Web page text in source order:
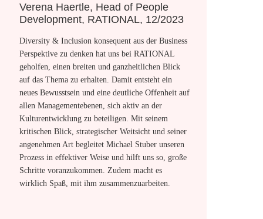
Verena Haertle, Head of People
Development, RATIONAL, 12/2023
Diversity & Inclusion konsequent aus der Business
Perspektive zu denken hat uns bei RATIONAL
geholfen, einen breiten und ganzheitlichen Blick
auf das Thema zu erhalten. Damit entsteht ein
neues Bewusstsein und eine deutliche Offenheit auf
allen Managementebenen, sich aktiv an der
Kulturentwicklung zu beteiligen. Mit seinem
kritischen Blick, strategischer Weitsicht und seiner
angenehmen Art begleitet Michael Stuber unseren
Prozess in effektiver Weise und hilft uns so, große
Schritte voranzukommen. Zudem macht es
wirklich Spaß, mit ihm zusammenzuarbeiten.